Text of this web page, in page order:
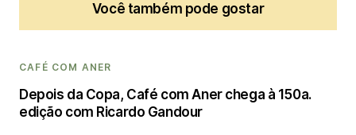
Você também pode gostar
CAFÉ COM ANER
Depois da Copa, Café com Aner chega à 150a.
edição com Ricardo Gandour